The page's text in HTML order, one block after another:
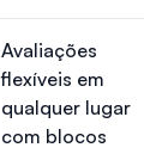
Avaliações
flexíveis em
qualquer lugar
com blocos